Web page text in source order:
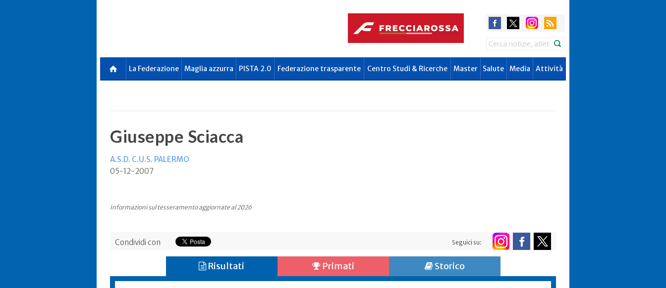
Search
La Federazione Maglia azzurra PISTA 2.0 Federazione trasparente Centro Studi & Ricerche Master Salute Media Attività
Giuseppe Sciacca
A.S.D. C.U.S. PALERMO
05-12-2007
Informazioni sul tesseramento aggiornate al 2026
Condividi con Seguici su:
Risultati Primati Storico